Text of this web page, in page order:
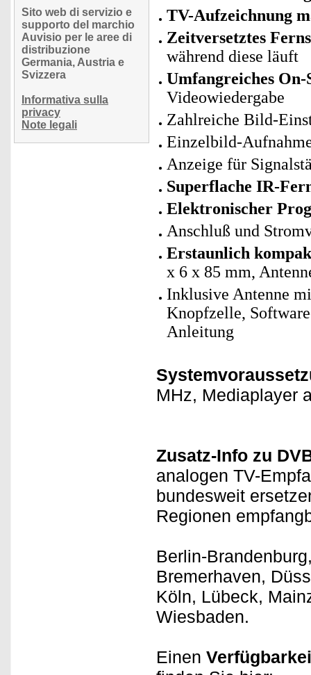
Sito web di servizio e
supporto del marchio
Auvisio per le aree di
distribuzione
Germania, Austria e
Svizzera
Informativa sulla
privacy
Note legali
TV-Aufzeichnung
Zeitversetztes
während diese läuft
Umfangreiches On-
Videowiedergabe
Zahlreiche Bild-
Einzelbild-
Anzeige für
Superflache IR-
Elektronischer
Anschluß und
Erstaunlich
x 6 x 85 mm,
Inklusive Antenne
Knopfzelle,
Anleitung
MHz, Mediaplayer
Zusatz-Info zu
analogen TV-
bundesweit
Regionen
Berlin-
Bremerhaven,
Köln, Lübeck,
Wiesbaden.
Einen